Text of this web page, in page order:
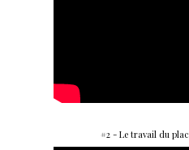
#2 - Le travail du